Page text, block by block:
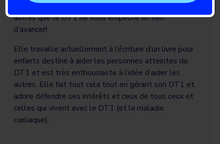
sportives de haut niveau tout en enseignant aux
autres que le DT1 ne vous empêche en rien
d’avancer!
Elle travaille actuellement à l’écriture d’un livre pour
enfants destiné à aider les personnes atteintes de
DT1 et est très enthousiaste à l’idée d’aider les
autres. Elle fait tout cela tout en gérant son DT1 et
adore défendre ses intérêts et ceux de tous ceux et
celles qui vivent avec le DT1 (et la maladie
cœliaque).